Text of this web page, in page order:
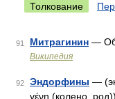
Толкование
91 Митрагинин —
Википедия
92 Эндорфины —
γένη (колено,